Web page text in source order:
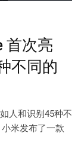
首次亮
不同的
人和识别45种不
米发布了一款